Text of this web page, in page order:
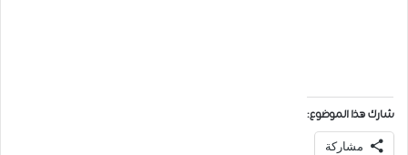
شارك هذا الموضوع:
مشاركة